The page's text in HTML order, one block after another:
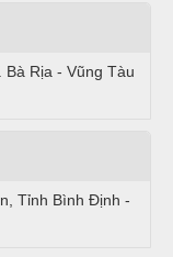
Bà Rịa - Vũng Tàu
Tỉnh Bình Định -